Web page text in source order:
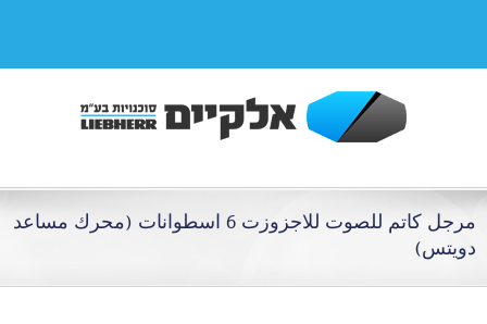
مرجل كاتم للصوت للاجزوزت 6 اسطوانات (محرك مساعد
دويتس)